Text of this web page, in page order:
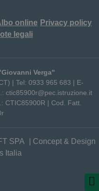
online Privacy policy
legali
Verga"
| Tel: 0933 965 683 | E-
ctic85900r@pec.istruzione.it
: CTIC85900R | Cod. Fatt.
SPA
Concept & Design
Italia